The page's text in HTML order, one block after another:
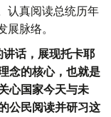
认真阅读总统历年
脉络。
话，展现托卡耶
念的核心，也就是
心国家今天与未
公民阅读并研习这